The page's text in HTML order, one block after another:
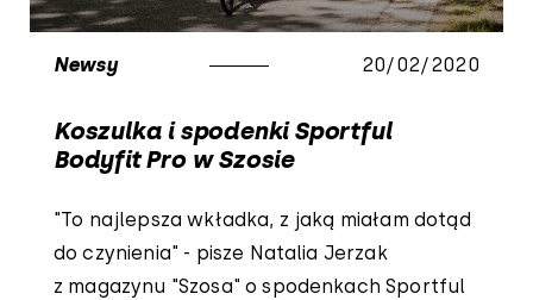
Newsy 20/02/2020
Koszulka i spodenki Sportful
Bodyfit Pro w Szosie
"To najlepsza wkładka, z jaką miałam dotąd
do czynienia" - pisze Natalia Jerzak
z magazynu "Szosa" o spodenkach Sportful